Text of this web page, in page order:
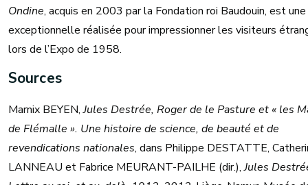
Ondine, acquis en 2003 par la Fondation roi Baudouin, est
exceptionnelle réalisée pour impressionner les visiteurs
lors de l’Expo de 1958.
Sources
Marnix BEYEN,Jules Destrée, Roger de le Pasture et « les
de Flémalle ». Une histoire de science, de beauté et de
revendications nationales, dans Philippe DESTATTE,
LANNEAU et Fabrice MEURANT-PAILHE (dir.),Jules